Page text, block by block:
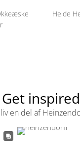
Heide
Get inspired
en del af